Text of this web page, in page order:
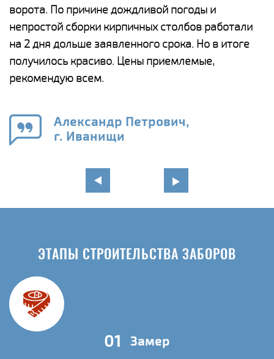
ворота. По причине дождливой погоды и
непростой сборки кирпичных столбов работали
на 2 дня дольше заявленного срока. Но в итоге
получилось красиво. Цены приемлемые,
рекомендую всем.
Александр Петрович,
г. Иванищи
ЭТАПЫ СТРОИТЕЛЬСТВА ЗАБОРОВ
01 Замер